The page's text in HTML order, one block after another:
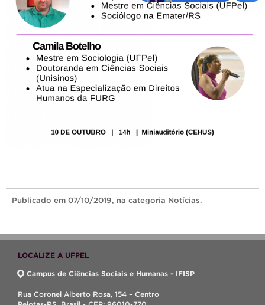
Publicado em 07/10/2019, na categoria Notícias.
LOCALIZE A UFPEL
Campus de Ciências Sociais e Humanas - IFISP
Rua Coronel Alberto Rosa, 154 – Centro